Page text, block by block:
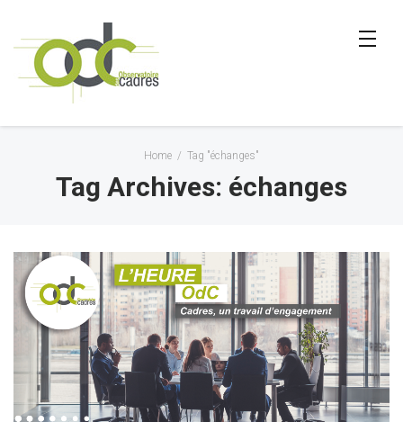
Home / Tag "échanges"
Tag Archives: échanges